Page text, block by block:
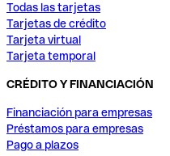
Todas las tarjetas
Tarjetas de crédito
Tarjeta virtual
Tarjeta temporal
CRÉDITO Y FINANCIACIÓN
Financiación para empresas
Préstamos para empresas
Pago a plazos